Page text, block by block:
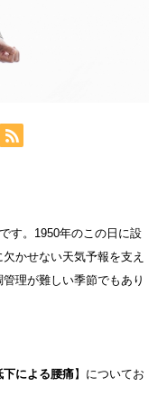
す。1950年のこの日に設
かせない天気予報を支え
理が難しい季節でもあり
下による腰痛】についてお